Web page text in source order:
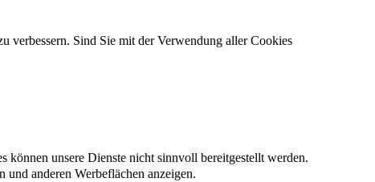
verbessern. Sind Sie mit der Verwendung aller Cookies
unsere Dienste nicht sinnvoll bereitgestellt werden.
anderen Werbeflächen anzeigen.